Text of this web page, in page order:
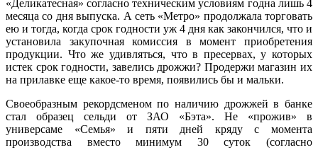
«Деликатесная» согласно техническим условиям годна лишь 4
месяца со дня выпуска. А сеть «Метро» продолжала торговать
ею и тогда, когда срок годности уж 4 дня как закончился, что и
установила закупочная комиссия в момент приобретения
продукции. Что же удивляться, что в пресервах, у которых
истек срок годности, завелись дрожжи? Продержи магазин их
на прилавке еще какое-то время, появились бы и мальки.
Своеобразным рекордсменом по наличию дрожжей в банке
стал образец сельди от ЗАО «Бэта». Не «прожив» в
универсаме «Семья» и пяти дней кряду с момента
производства вместо минимум 30 суток (согласно